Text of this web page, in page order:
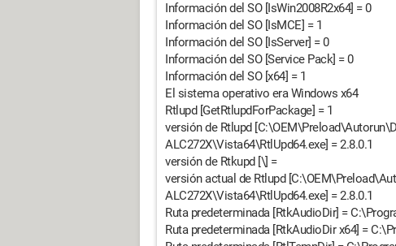
Información del SO [IsWin2008R2x64] = 0
Información del SO [IsMCE] = 1
Información del SO [IsServer] = 0
Información del SO [Service Pack] = 0
Información del SO [x64] = 1
El sistema operativo era Windows x64
Rtlupd [GetRtlupdForPackage] = 1
versión de Rtlupd
ALC272X\Vista64\RtlUpd64.exe] = 2.8.0.1
versión de Rtkupd [\] =
versión actual de Rtlupd
ALC272X\Vista64\RtlUpd64.exe] = 2.8.0.1
Ruta predeterminada [RtkAudioDir] =
Ruta predeterminada [RtkAudioDir x64] =